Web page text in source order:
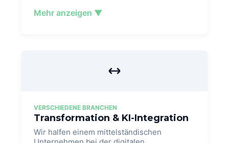
Mehr anzeigen ▼
VERSCHIEDENE BRANCHEN
Transformation & KI-Integration
Wir halfen einem mittelständischen